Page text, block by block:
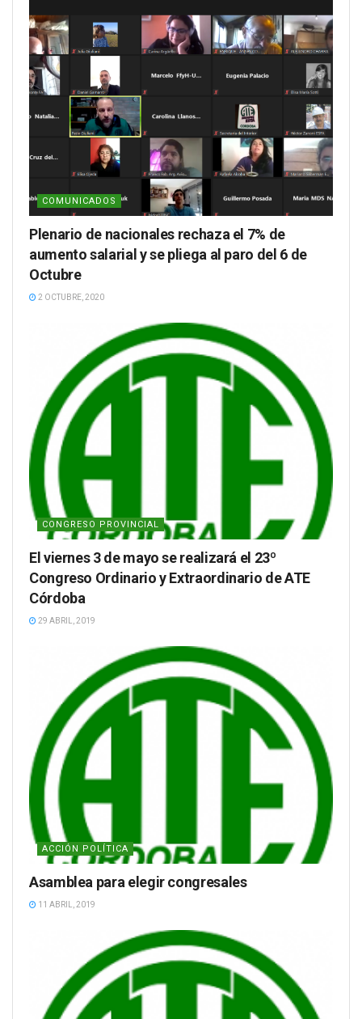
COMUNICADOS
Plenario de nacionales rechaza el 7% de
aumento salarial y se pliega al paro del 6 de
Octubre
2 OCTUBRE, 2020
CONGRESO PROVINCIAL
El viernes 3 de mayo se realizará el 23º
Congreso Ordinario y Extraordinario de ATE
Córdoba
29 ABRIL, 2019
ACCIÓN POLÍTICA
Asamblea para elegir congresales
11 ABRIL, 2019